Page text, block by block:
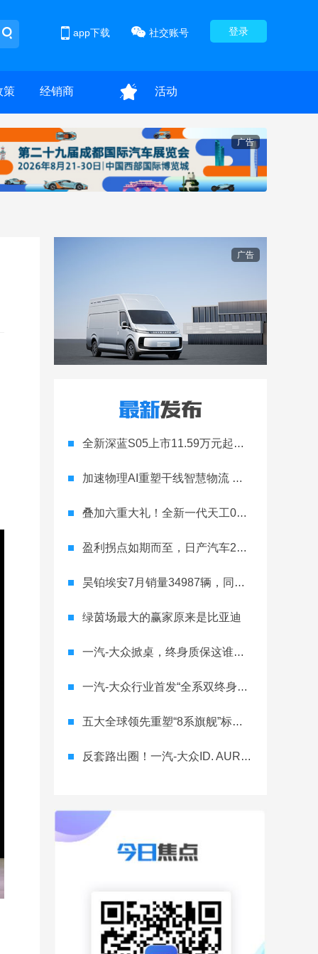
登录
社交账号
app下载
策 经销商 活动
广告
广告
全新深蓝S05上市11.59万元起，全球时尚激光智能SUV全面进阶
加速物理AI重塑干线智慧物流 智加科技战略合作图达通
叠加六重大礼！全新一代天工08 670 Max上市限时价17.99万元
盈利拐点如期而至，日产汽车26财年一季度财报释放稳健增长信号
昊铂埃安7月销量34987辆，同比增长31.74%，全新Ray系列蓄势待发
绿茵场最大的赢家原来是比亚迪
一汽-大众掀桌，终身质保这谁顶得住？
一汽-大众行业首发“全系双终身质保” 重树汽车服务新标杆
五大全球领先重塑“8系旗舰”标杆！神行者8首台量产车下线，8月10日预售
反套路出圈！一汽-大众ID. AURA T6将智舱首秀留给老车主